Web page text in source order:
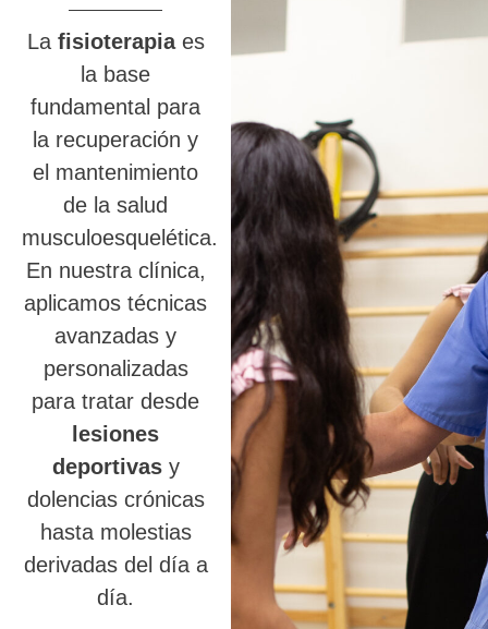
La fisioterapiaes
la base
fundamental para
la recuperación y
el mantenimiento
de la salud
musculoesquelética.
En nuestra clínica,
aplicamos técnicas
avanzadas y
personalizadas
para tratar desde
lesiones
deportivasy
dolencias crónicas
hasta molestias
derivadas del día a
día.